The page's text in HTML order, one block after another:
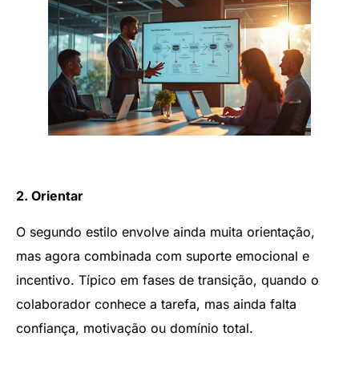
2. Orientar
O segundo estilo envolve ainda muita orientação,
mas agora combinada com suporte emocional e
incentivo. Típico em fases de transição, quando o
colaborador conhece a tarefa, mas ainda falta
confiança, motivação ou domínio total.